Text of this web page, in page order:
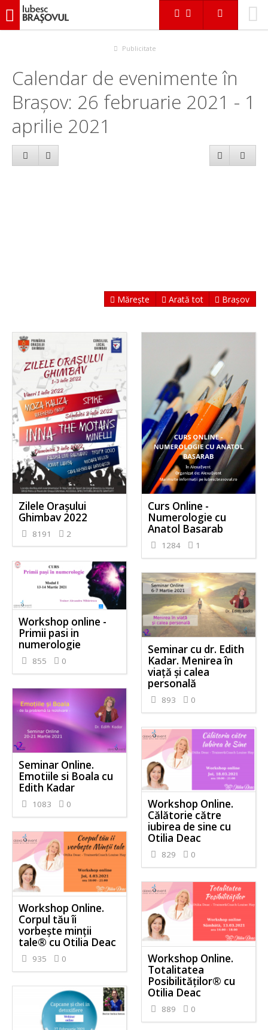
iubescbraşovul.ro
Publicitate
Calendar de evenimente în
Brașov: 26 februarie 2021 - 1
aprilie 2021
Mărește Arată tot Brașov
Zilele Orașului
Ghimbav 2022
8191 2
Curs Online -
Numerologie cu
Anatol Basarab
1284 1
Workshop online -
Primii pasi in
numerologie
855 0
Seminar cu dr. Edith
Kadar. Menirea în
viață și calea
personală
893 0
Seminar Online.
Emotiile si Boala cu
Edith Kadar
1083 0
Workshop Online.
Călătorie către
iubirea de sine cu
Otilia Deac
829 0
Workshop Online.
Corpul tău îi
vorbește minții
tale® cu Otilia Deac
935 0
Workshop Online.
Totalitatea
Posibilităților® cu
Otilia Deac
889 0